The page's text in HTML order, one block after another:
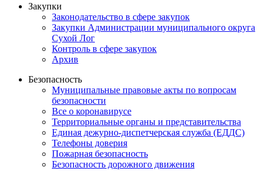
Закупки
Законодательство в сфере закупок
Закупки Администрации муниципального округа
Сухой Лог
Контроль в сфере закупок
Архив
Безопасность
Муниципальные правовые акты по вопросам
безопасности
Все о коронавирусе
Территориальные органы и представительства
Единая дежурно-диспетчерская служба (ЕДДС)
Телефоны доверия
Пожарная безопасность
Безопасность дорожного движения